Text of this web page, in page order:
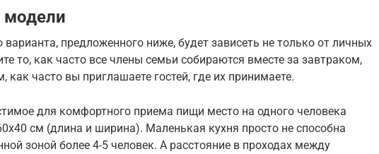
варианта, предложенного ниже, будет зависеть не только от личных
то, как часто все члены семьи собираются вместе за завтраком,
часто вы приглашаете гостей, где их принимаете.
для комфортного приема пищи место на одного человека
см (длина и ширина). Маленькая кухня просто не способна
зоной более 4-5 человек. А расстояние в проходах между